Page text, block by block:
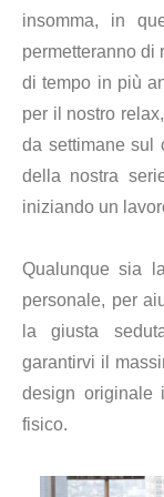
insomma, in
permetteranno di
di tempo in più
per il nostro
da settimane sul
della nostra
iniziando un
Qualunque sia
personale, per
la giusta
garantirvi il
design originale
fisico.